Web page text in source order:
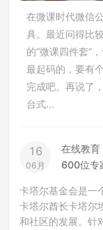
在微课时代微信
具。最近问得比
的“微课四件套”
最起码的，要有
完成吧。再说了
台式...
16
06月
在线教育
600位专
卡塔尔基金会是一
卡塔尔酋长卡塔尔
和社区的发展。针